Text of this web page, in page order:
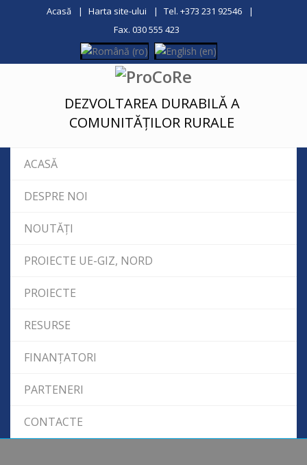
Acasă Harta site-ului
Tel. +373 231 92546
Fax. 030 555 423
DEZVOLTAREA DURABILĂ A
COMUNITĂȚILOR RURALE
ACASĂ
DESPRE NOI
NOUTĂȚI
PROIECTE UE-GIZ, NORD
PROIECTE
RESURSE
FINANȚATORI
PARTENERI
CONTACTE